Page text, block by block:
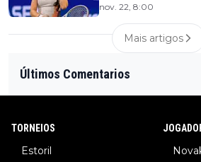
nov. 22, 8:00
Mais artigos
Últimos Comentarios
TORNEIOS
Estoril